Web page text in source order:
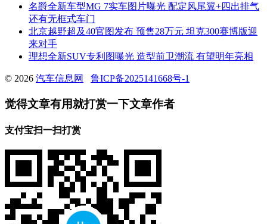
名爵全新车型MG 7实车图片曝光 配定风尾翼+四出排气
还有无框式车门
北京越野超及40官图发布 预售28万元 坦克300赛博版迎
来对手
理想全新SUV专利图曝光 造型前卫潮流 有望明年亮相
© 2026 汽车信息网 鲁ICP备2025141668号-1
觉得文章有用就打赏一下文章作者
支付宝扫一扫打赏